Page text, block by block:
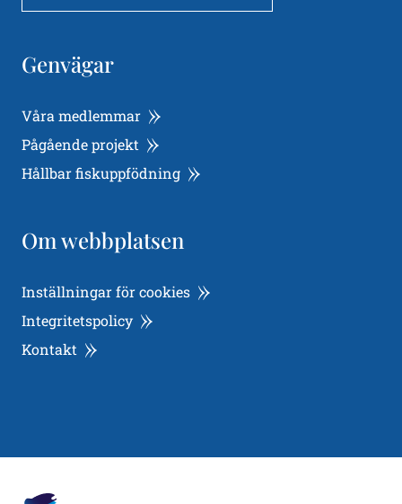
Genvägar
Våra medlemmar
Pågående projekt
Hållbar fiskuppfödning
Om webbplatsen
Inställningar för cookies
Integritetspolicy
Kontakt